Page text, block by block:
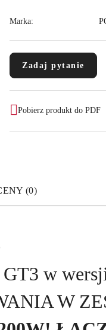
Marka:
Zadaj pytanie
Pobierz produkt do PDF
(0)
w
W